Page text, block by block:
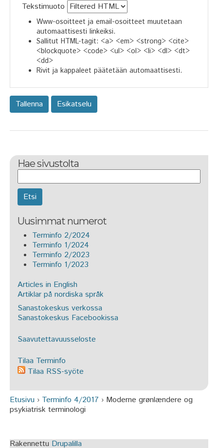
Tekstimuoto
Www-osoitteet ja email-osoitteet muutetaan
automaattisesti linkeiksi.
Sallitut HTML-tagit: <a> <em> <strong> <cite>
<blockquote> <code> <ul> <ol> <li> <dl> <dt>
<dd>
Rivit ja kappaleet päätetään automaattisesti.
Hae sivustolta
Uusimmat numerot
Terminfo 2/2024
Terminfo 1/2024
Terminfo 2/2023
Terminfo 1/2023
Articles in English
Artiklar på nordiska språk
Sanastokeskus verkossa
Sanastokeskus Facebookissa
Saavutettavuusseloste
Tilaa Terminfo
Tilaa RSS-syöte
Olet täällä
Etusivu › Terminfo 4/2017 › Moderne grønlændere og
psykiatrisk terminologi
Rakennettu Drupalilla